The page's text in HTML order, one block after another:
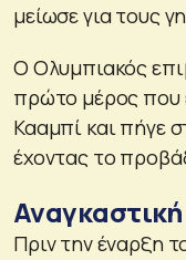
μείωσε για τους
Ο Ολυμπιακός
πρώτο μέρος που
Κααμπί και πήγε
έχοντας το
Πριν την έναρξη